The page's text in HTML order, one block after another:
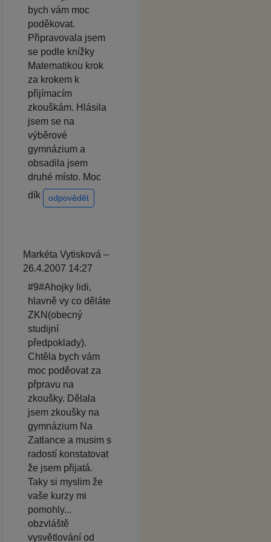
bych vám moc
poděkovat.
Připravovala jsem
se podle knížky
Matematikou krok
za krokem k
přijímacím
zkouškám. Hlásila
jsem se na
výběrové
gymnázium a
obsadila jsem
druhé místo. Moc
dík
odpovědět
Markéta Vytisková –
26.4.2007 14:27
#9#Ahojky lidi,
hlavně vy co děláte
ZKN(obecný
studijní
předpoklady).
Chtěla bych vám
moc poděovat za
přpravu na
zkoušky. Dělala
jsem zkoušky na
gymnázium Na
Zatlance a musim s
radostí konstatovat
že jsem přijatá.
Taky si myslim že
vaše kurzy mi
pomohly...
obzvláště
vysvětlování od